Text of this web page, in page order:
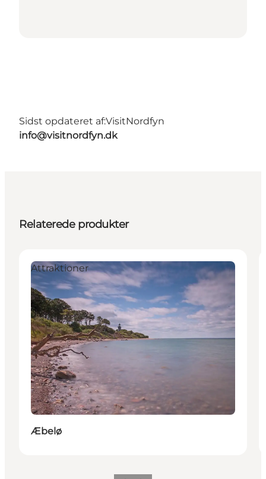
Sidst opdateret af:VisitNordfyn
info@visitnordfyn.dk
Relaterede produkter
Attraktioner
Æbelø